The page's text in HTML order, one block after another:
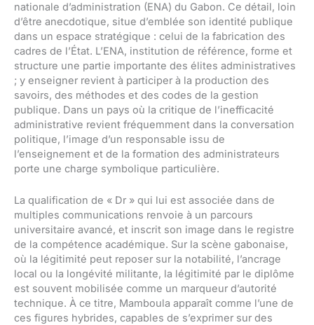
nationale d’administration (ENA) du Gabon. Ce détail, loin
d’être anecdotique, situe d’emblée son identité publique
dans un espace stratégique : celui de la fabrication des
cadres de l’État. L’ENA, institution de référence, forme et
structure une partie importante des élites administratives
; y enseigner revient à participer à la production des
savoirs, des méthodes et des codes de la gestion
publique. Dans un pays où la critique de l’inefficacité
administrative revient fréquemment dans la conversation
politique, l’image d’un responsable issu de
l’enseignement et de la formation des administrateurs
porte une charge symbolique particulière.
La qualification de « Dr » qui lui est associée dans de
multiples communications renvoie à un parcours
universitaire avancé, et inscrit son image dans le registre
de la compétence académique. Sur la scène gabonaise,
où la légitimité peut reposer sur la notabilité, l’ancrage
local ou la longévité militante, la légitimité par le diplôme
est souvent mobilisée comme un marqueur d’autorité
technique. À ce titre, Mamboula apparaît comme l’une de
ces figures hybrides, capables de s’exprimer sur des